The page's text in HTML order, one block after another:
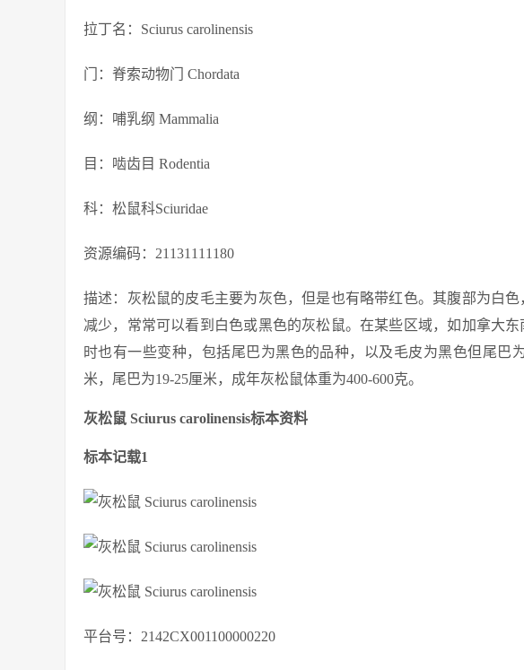
拉丁名：Sciurus carolinensis
门：脊索动物门 Chordata
纲：哺乳纲 Mammalia
目：啮齿目 Rodentia
科：松鼠科Sciuridae
资源编码：21131111180
描述：灰松鼠的皮毛主要为灰色，但是也有略带红色。其腹部为白
减少，常常可以看到白色或黑色的灰松鼠。在某些区域，如加拿大
时也有一些变种，包括尾巴为黑色的品种，以及毛皮为黑色但尾巴
米，尾巴为19-25厘米，成年灰松鼠体重为400-600克。
灰松鼠 Sciurus carolinensis标本资料
标本记载1
平台号：2142CX001100000220